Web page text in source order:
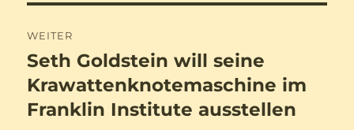
WEITER
Nächster
Beitrag:
Seth Goldstein will seine
Krawattenknotemaschine im
Franklin Institute ausstellen